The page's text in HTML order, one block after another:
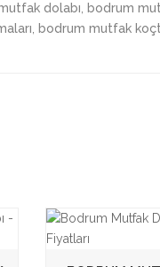
dolabı bodrum
bodrum mutfak